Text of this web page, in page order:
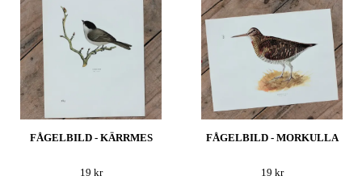
FÅGELBILD - KÄRRMES
19 kr
FÅGELBILD - MORKULLA
19 kr